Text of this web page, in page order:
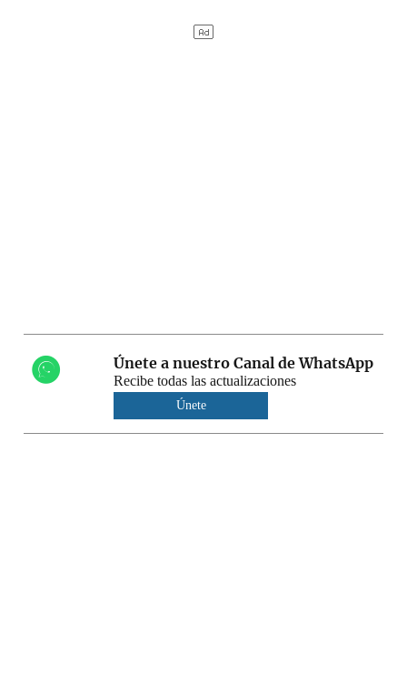
Únete a nuestro Canal de WhatsApp
Recibe todas las actualizaciones
Únete